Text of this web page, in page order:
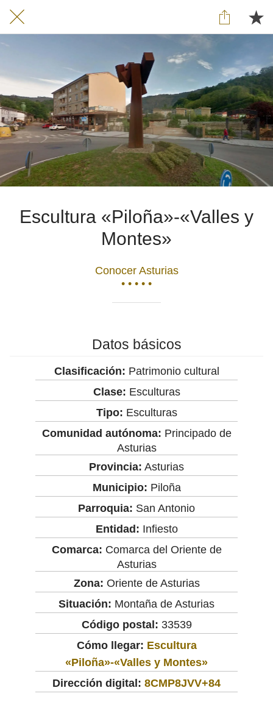
Escultura «Piloña»-«Valles y
Montes»
Conocer Asturias
• • • • •
Datos básicos
Clasificación: Patrimonio cultural
Clase: Esculturas
Tipo: Esculturas
Comunidad autónoma: Principado de
Asturias
Provincia: Asturias
Municipio: Piloña
Parroquia: San Antonio
Entidad: Infiesto
Comarca: Comarca del Oriente de
Asturias
Zona: Oriente de Asturias
Situación: Montaña de Asturias
Código postal: 33539
Cómo llegar: Escultura
«Piloña»-«Valles y Montes»
Dirección digital: 8CMP8JVV+84